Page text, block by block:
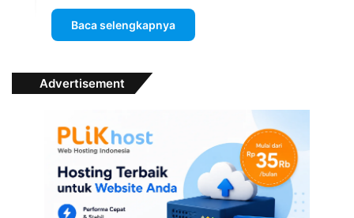
Baca selengkapnya
Advertisement